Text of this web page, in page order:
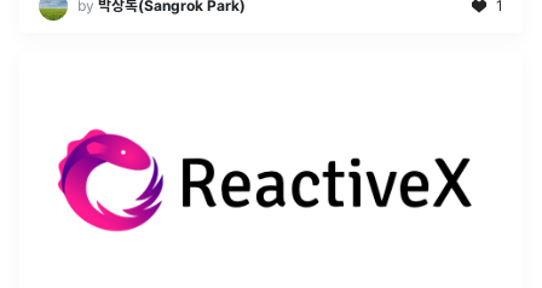
by 박상록(Sangrok Park) 1